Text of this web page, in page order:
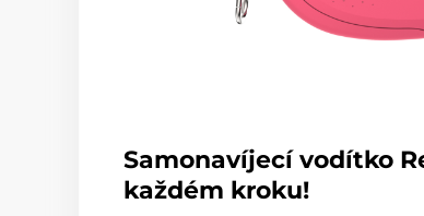
Samonavíjecí vodítko
každém kroku!